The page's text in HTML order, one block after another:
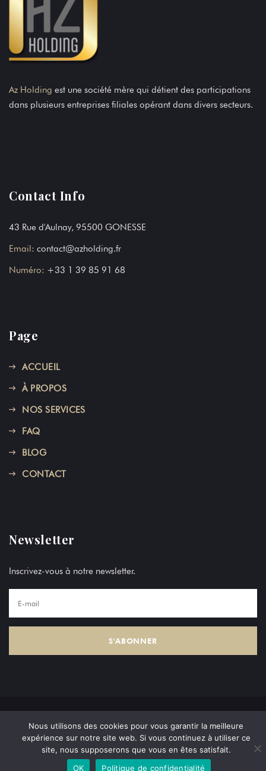
Az Holding est une société mère qui détient des participations
dans plusieurs entreprises filiales opérant dans divers secteurs.
Contact Info
43 Rue d'Aulnay, 95500 GONESSE
Email: contact@azholding.fr
Numéro: +33 1 39 85 91 68
Page
ACCUEIL
À PROPOS
NOS SERVICES
FAQ
BLOG
CONTACT
Newsletter
Inscrivez-vous à notre newsletter.
Nous utilisons des cookies pour vous garantir la meilleure
expérience sur notre site web. Si vous continuez à utiliser ce
site, nous supposerons que vous en êtes satisfait.
OK
Politique de confidentialité